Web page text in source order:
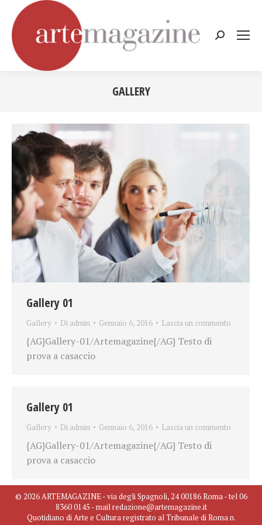
Cerca:
GALLERY
Gallery 01
Gallery Di admin Gennaio 6, 2016 Lascia un commento
{AG}Gallery-01/Artemagazine{/AG} Testo di
prova a casaccio
Gallery 01
Gallery Di admin Gennaio 6, 2016 Lascia un commento
{AG}Gallery-01/Artemagazine{/AG} Testo di
prova a casaccio
© 2026 ARTEMAGAZINE - via degli Spagnoli, 24 00186 Roma - tel 06
8360 0145 - mail redazione@artemagazine.it
Quotidiano di Arte e Cultura registrato al Tribunale di Roma n.